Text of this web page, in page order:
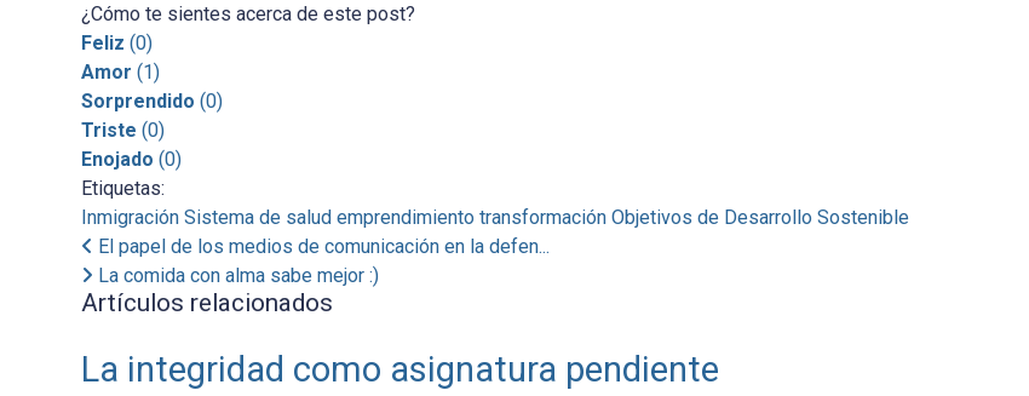
¿Cómo te sientes acerca de este post?
Feliz (0)
Amor (1)
Sorprendido (0)
Triste (0)
Enojado (0)
Etiquetas:
Inmigración Sistema de salud emprendimiento transformación Objetivos de Desarrollo Sostenible
El papel de los medios de comunicación en la defen...
La comida con alma sabe mejor :)
Artículos relacionados
La integridad como asignatura pendiente